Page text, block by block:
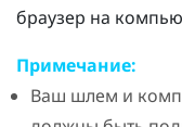
браузер на
Примечание:
Ваш шлем и